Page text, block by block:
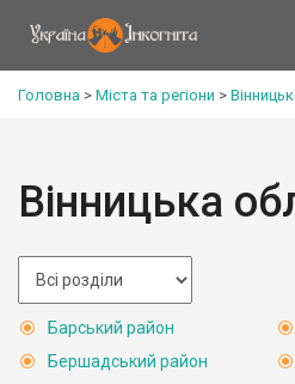
Головна > Міста та регіони >
Вінницька
Барський район
Бершадський район